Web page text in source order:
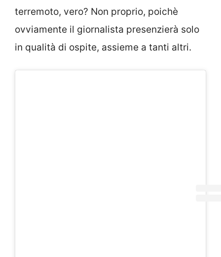
terremoto, vero? Non proprio, poichè
ovviamente il giornalista presenzierà solo
in qualità di ospite, assieme a tanti altri.